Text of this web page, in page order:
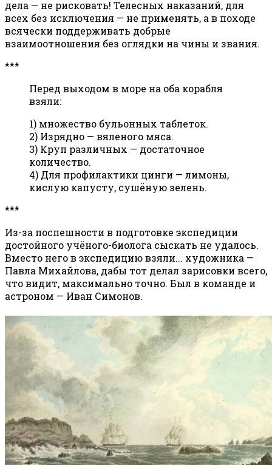
дела — не рисковать! Телесных наказаний, для
всех без исключения — не применять, а в походе
всячески поддерживать добрые
взаимоотношения без оглядки на чины и звания.
***
Перед выходом в море на оба корабля
взяли:
1) множество бульонных таблеток.
2) Изрядно — вяленого мяса.
3) Круп различных — достаточное
количество.
4) Для профилактики цинги — лимоны,
кислую капусту, сушёную зелень.
***
Из-за поспешности в подготовке экспедиции
достойного учёного-биолога сыскать не удалось.
Вместо него в экспедицию взяли... художника —
Павла Михайлова, дабы тот делал зарисовки всего,
что видит, максимально точно. Был в команде и
астроном — Иван Симонов.